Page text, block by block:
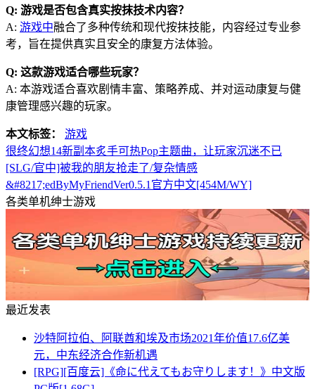
Q: 游戏是否包含真实按抹技术内容？
A: 游戏中融合了多种传统和现代按抹技能，内容经过专业参
考，旨在提供真实且安全的康复方法体验。
Q: 这款游戏适合哪些玩家？
A: 本游戏适合喜欢剧情丰富、策略养成、并对运动康复与健
康管理感兴趣的玩家。
本文标签：
游戏
很终幻想14新副本炙手可热Pop主题曲，让玩家沉迷不已
[SLG/官中]被我的朋友抢走了/复杂情感
&#8217;edByMyFriendVer0.5.1官方中文[454M/WY]
各类单机绅士游戏
最近发表
沙特阿拉伯、阿联酋和埃及市场2021年价值17.6亿美
元，中东经济合作新机遇
[RPG][百度云]《命に代えてもお守りします！》中文版